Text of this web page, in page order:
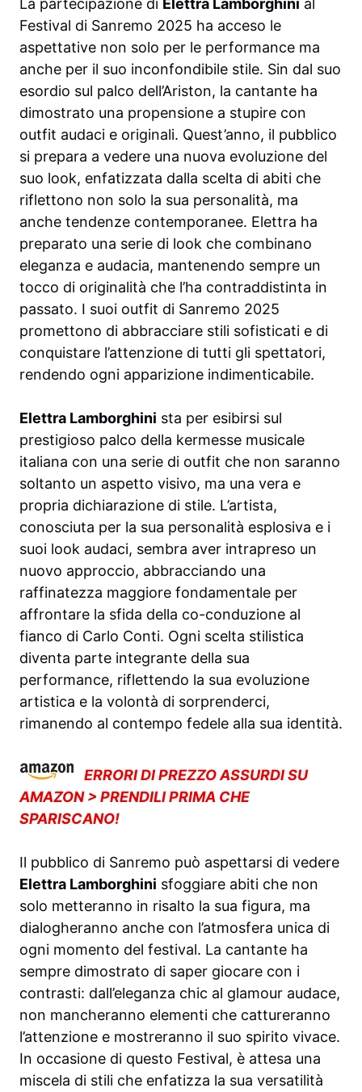
La partecipazione di Elettra Lamborghini al
Festival di Sanremo 2025 ha acceso le
aspettative non solo per le performance ma
anche per il suo inconfondibile stile. Sin dal suo
esordio sul palco dell’Ariston, la cantante ha
dimostrato una propensione a stupire con
outfit audaci e originali. Quest’anno, il pubblico
si prepara a vedere una nuova evoluzione del
suo look, enfatizzata dalla scelta di abiti che
riflettono non solo la sua personalità, ma
anche tendenze contemporanee. Elettra ha
preparato una serie di look che combinano
eleganza e audacia, mantenendo sempre un
tocco di originalità che l’ha contraddistinta in
passato. I suoi outfit di Sanremo 2025
promettono di abbracciare stili sofisticati e di
conquistare l’attenzione di tutti gli spettatori,
rendendo ogni apparizione indimenticabile.
Elettra Lamborghini sta per esibirsi sul
prestigioso palco della kermesse musicale
italiana con una serie di outfit che non saranno
soltanto un aspetto visivo, ma una vera e
propria dichiarazione di stile. L’artista,
conosciuta per la sua personalità esplosiva e i
suoi look audaci, sembra aver intrapreso un
nuovo approccio, abbracciando una
raffinatezza maggiore fondamentale per
affrontare la sfida della co-conduzione al
fianco di Carlo Conti. Ogni scelta stilistica
diventa parte integrante della sua
performance, riflettendo la sua evoluzione
artistica e la volontà di sorprenderci,
rimanendo al contempo fedele alla sua identità.
ERRORI DI PREZZO ASSURDI SU
AMAZON > PRENDILI PRIMA CHE
SPARISCANO!
Il pubblico di Sanremo può aspettarsi di vedere
Elettra Lamborghini sfoggiare abiti che non
solo metteranno in risalto la sua figura, ma
dialogheranno anche con l’atmosfera unica di
ogni momento del festival. La cantante ha
sempre dimostrato di saper giocare con i
contrasti: dall’eleganza chic al glamour audace,
non mancheranno elementi che cattureranno
l’attenzione e mostreranno il suo spirito vivace.
In occasione di questo Festival, è attesa una
miscela di stili che enfatizza la sua versatilità